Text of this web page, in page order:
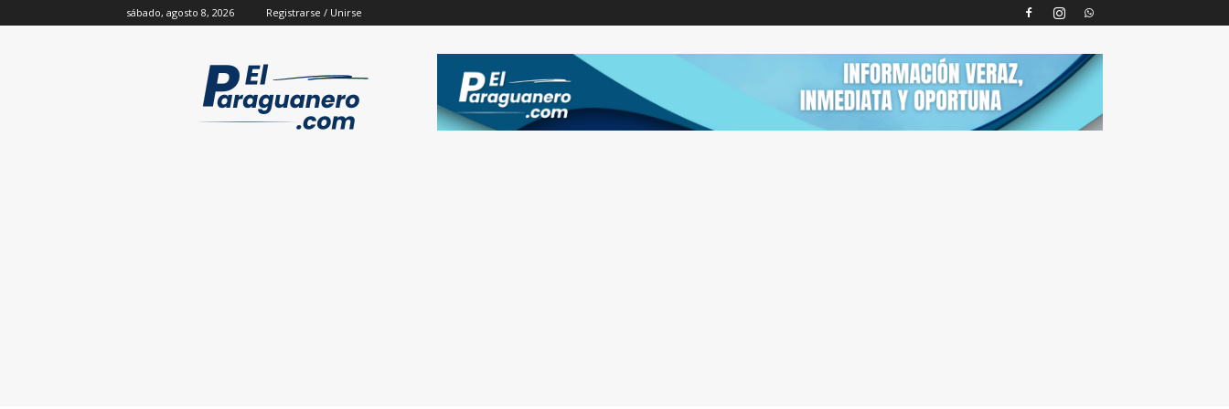
sábado, agosto 8, 2026 Registrarse / Unirse